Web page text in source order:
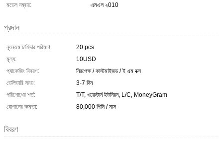
মডেল নম্বার:
এমএল ২010
প্রদান
ন্যূনতম চাহিদার পরিমাণ:
20 pcs
মূল্য:
10USD
প্যাকেজিং বিবরণ:
নিরপেক্ষ / কাস্টমাইজড / ই এম বক্স
ডেলিভারি সময়:
3-7 দিন
পরিশোধের শর্ত:
T/T, ওয়েস্টার্ন ইউনিয়ন, L/C, MoneyGram
যোগানের ক্ষমতা:
80,000 পিসি / মাস
বিবরণ